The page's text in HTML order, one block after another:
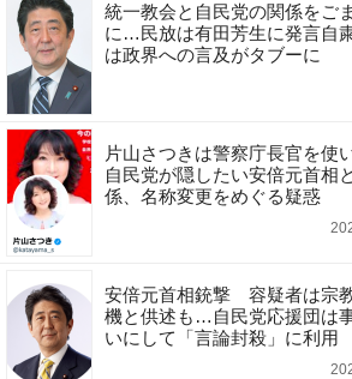
統一教会と自民党の関係をご
に…民放は有田芳生に発言自
は政界への言及がタブーに
片山さつきは警察庁長官を使
自民党が隠したい安倍元首相
係、名称変更をめぐる疑惑
安倍元首相銃撃 容疑者は宗
機と供述も…自民党応援団は
いにして「言論封殺」に利用